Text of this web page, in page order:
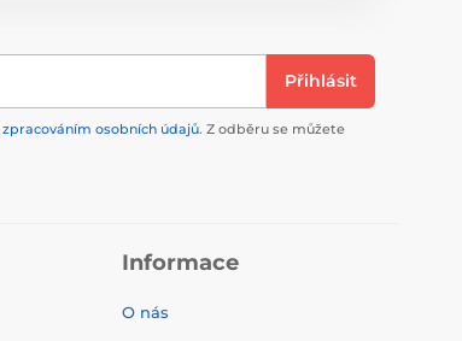
Přihlásit
zpracováním osobních údajů. Z odběru se můžete
Informace
O nás